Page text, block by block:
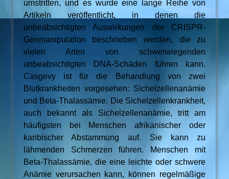
umstritten, und es wurde eine lange Reihe von
Artikeln veröffentlicht, in denen die
unbeabsichtigten Auswirkungen der CRISPR-
Genmanipulation beschrieben werden, die zu
vielen Arten von schwerwiegenden
unbeabsichtigten DNA-Schäden führen kann.
Casgevy ist für die Behandlung von zwei
Blutkrankheiten vorgesehen: Sichelzellenanämie
und Beta-Thalassämie. Die Sichelzellenkrankheit,
auch bekannt als Sichelzellenanämie, tritt am
häufigsten bei Menschen afrikanischer oder
karibischer Abstammung auf. Sie kann zu
lähmenden Schmerzen führen. Menschen mit
Beta-Thalassämie, die eine leichte oder schwere
Anämie verursachen kann, können regelmäßige